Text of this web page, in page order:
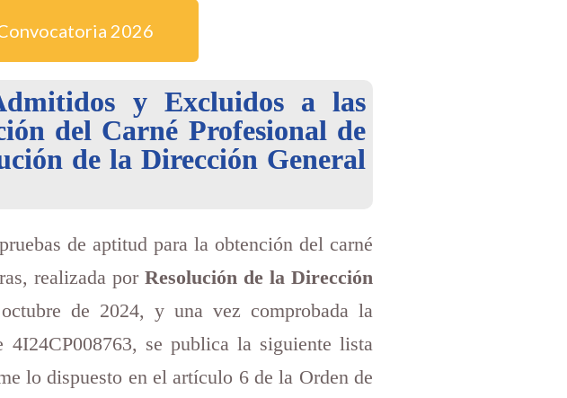
2026
y Excluidos a las
del Carné Profesional de
de la Dirección General
de aptitud para la obtención del carné
realizada porResolución de la Dirección
de 2024, y una vez comprobada la
4I24CP008763, se publica la siguiente lista
lo dispuesto en el artículo 6 de la Orden de